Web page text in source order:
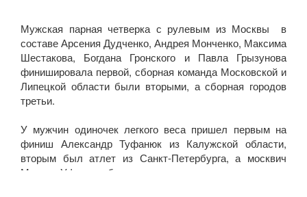
Мужская парная четверка с рулевым из Москвы в
составе Арсения Дудченко, Андрея Монченко, Максима
Шестакова, Богдана Гронского и Павла Грызунова
финишировала первой, сборная команда Московской и
Липецкой области были вторыми, а сборная городов
третьи.
У мужчин одиночек легкого веса пришел первым на
финиш Александр Туфанюк из Калужской области,
вторым был атлет из Санкт-Петербурга, а москвич
Михаил Уфимцев был третьим.